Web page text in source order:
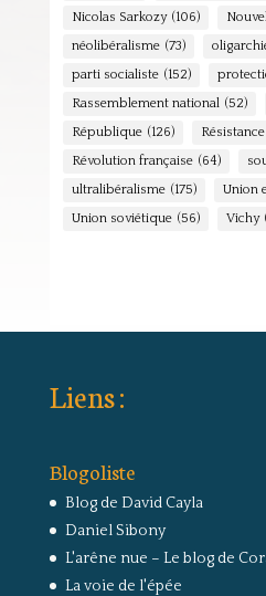
Nicolas Sarkozy (106)
néolibéralisme (73)
parti socialiste (152)
Rassemblement national (52)
République (126) Résistance
Révolution française (64)
ultralibéralisme (175) Union
Union soviétique (56) Vichy
Liens :
Blogoliste
Blog de David Cayla
Daniel Sibony
L'arêne nue – Le blog de
La voie de l'épée